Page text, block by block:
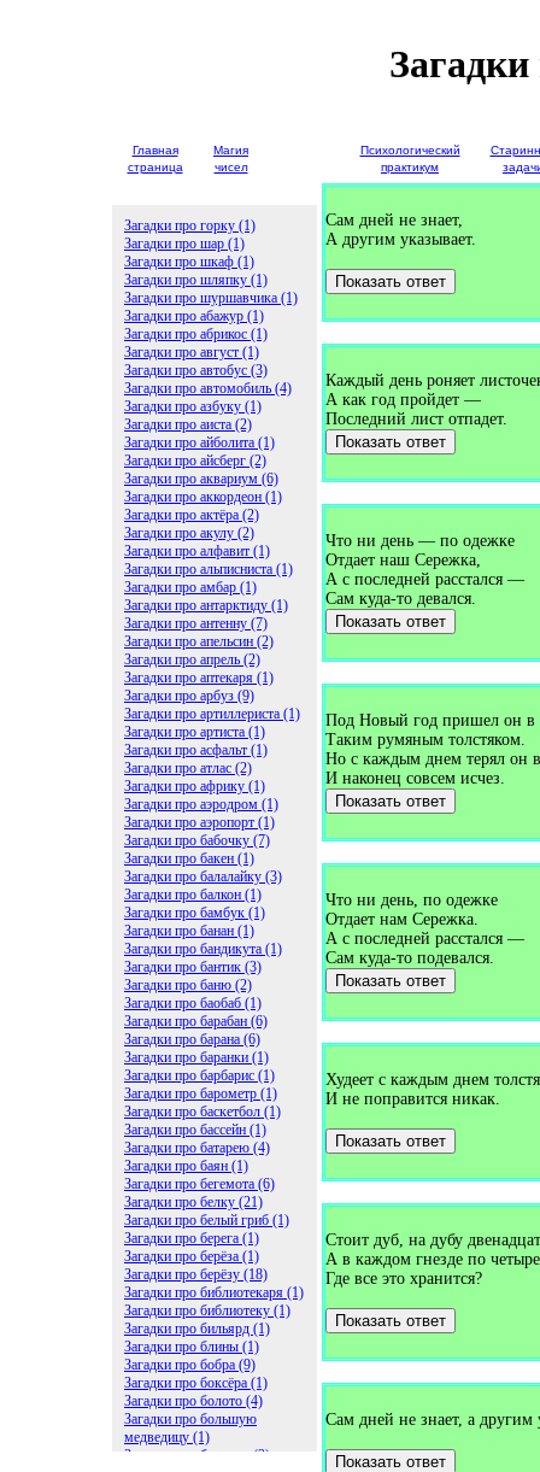
Главная
страница
Магия
чисел
Психологический
практикум
Загадки про горку (1)
Загадки про шар (1)
Загадки про шкаф (1)
Загадки про шляпку (1)
Загадки про шуршавчика (1)
Загадки про абажур (1)
Загадки про абрикос (1)
Загадки про август (1)
Загадки про автобус (3)
Загадки про автомобиль (4)
Загадки про азбуку (1)
Загадки про аиста (2)
Загадки про айболита (1)
Загадки про айсберг (2)
Загадки про аквариум (6)
Загадки про аккордеон (1)
Загадки про актёра (2)
Загадки про акулу (2)
Загадки про алфавит (1)
Загадки про альписниста (1)
Загадки про амбар (1)
Загадки про антарктиду (1)
Загадки про антенну (7)
Загадки про апельсин (2)
Загадки про апрель (2)
Загадки про аптекаря (1)
Загадки про арбуз (9)
Загадки про артиллериста (1)
Загадки про артиста (1)
Загадки про асфальт (1)
Загадки про атлас (2)
Загадки про африку (1)
Загадки про аэродром (1)
Загадки про аэропорт (1)
Загадки про бабочку (7)
Загадки про бакен (1)
Загадки про балалайку (3)
Загадки про балкон (1)
Загадки про бамбук (1)
Загадки про банан (1)
Загадки про бандикута (1)
Загадки про бантик (3)
Загадки про баню (2)
Загадки про баобаб (1)
Загадки про барабан (6)
Загадки про барана (6)
Загадки про баранки (1)
Загадки про барбарис (1)
Загадки про барометр (1)
Загадки про баскетбол (1)
Загадки про бассейн (1)
Загадки про батарею (4)
Загадки про баян (1)
Загадки про бегемота (6)
Загадки про белку (21)
Загадки про белый гриб (1)
Загадки про берега (1)
Загадки про берёза (1)
Загадки про берёзу (18)
Загадки про библиотекаря (1)
Загадки про библиотеку (1)
Загадки про бильярд (1)
Загадки про блины (1)
Загадки про бобра (9)
Загадки про боксёра (1)
Загадки про болото (4)
Загадки про большую
медведицу (1)
Загадки про ботинки (2)
Сам дней не знает,
А другим указывает.
Показать ответ
Каждый день роняет
А как год пройдет —
Последний лист отпадет.
Показать ответ
Что ни день — по одежке
Отдает наш Сережка,
А с последней расстался —
Сам куда-то девался.
Показать ответ
Под Новый год пришел он в
Таким румяным толстяком.
Но с каждым днем терял он
И наконец совсем исчез.
Показать ответ
Что ни день, по одежке
Отдает нам Сережка.
А с последней расстался —
Сам куда-то подевался.
Показать ответ
Худеет с каждым днем
И не поправится никак.
Показать ответ
Стоит дуб, на дубу
А в каждом гнезде по
Где все это хранится?
Показать ответ
Сам дней не знает, а другим
Показать ответ